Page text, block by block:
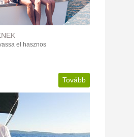
el hasznos
Tovább